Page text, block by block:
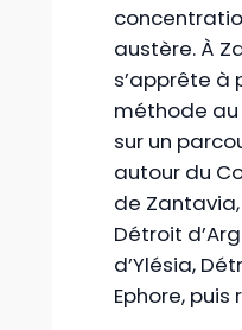
austère. À
s’apprête à
méthode au
sur un
autour du
de
Détroit
d’Ylésia,
Ephore,